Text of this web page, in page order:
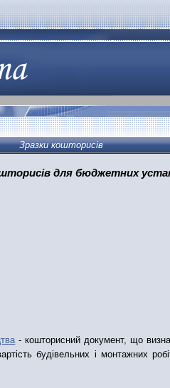
Зразки кошторисів
для бюджетних
- кошторисний документ, що
будівельних і монтажних